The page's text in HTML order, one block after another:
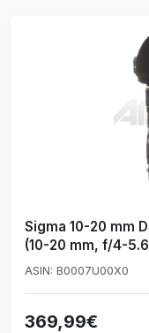
Sigma 10-20 mm
(10-20 mm, f/4-
ASIN: B0007U00X0
369,99€